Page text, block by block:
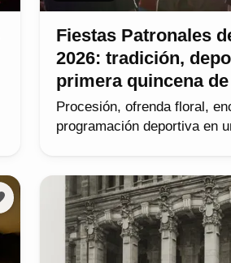
Fiestas Patronales
2026: tradición,
primera quincena
Procesión, ofrenda floral,
programación deportiva en